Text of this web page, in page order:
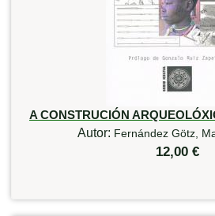
A CONSTRUCIÓN
Autor: Fernández Götz,
12,00 €